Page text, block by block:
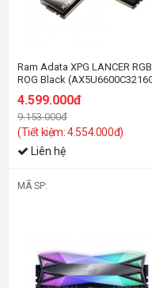
Ram Adata XPG LANCER RGB
ROG Black
DCLARROG) 16GB (2x 8GB)
DDR5 6600Mhz
4.599.000đ
9.153.000đ
(Tiết kiệm: 4.554.000đ)
Liên hệ
MÃ SP: